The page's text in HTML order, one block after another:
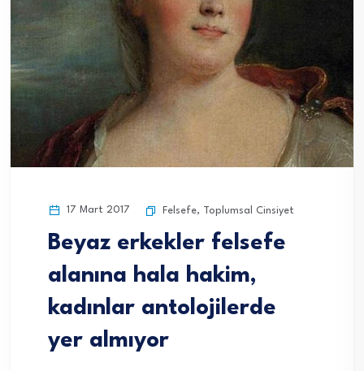
17 Mart 2017 Felsefe, Toplumsal Cinsiyet
Beyaz erkekler felsefe
alanına hala hakim,
kadınlar antolojilerde
yer almıyor